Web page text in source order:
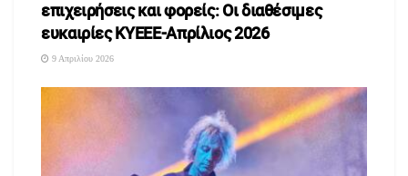
επιχειρήσεις και φορείς: Οι διαθέσιμες
ευκαιρίες ΚΥΕΕΕ-Απρίλιος 2026
9 Απριλίου 2026